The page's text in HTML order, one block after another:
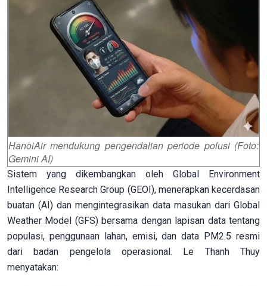
HanoiAir mendukung pengendalian periode polusi (Foto:
Gemini AI)
Sistem yang dikembangkan oleh Global Environment
Intelligence Research Group (GEOI), menerapkan kecerdasan
buatan (AI) dan mengintegrasikan data masukan dari Global
Weather Model (GFS) bersama dengan lapisan data tentang
populasi, penggunaan lahan, emisi, dan data PM2.5 resmi
dari badan pengelola operasional. Le Thanh Thuy
menyatakan: